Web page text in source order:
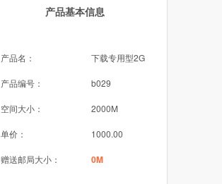
产品基本信息
产品名： 下载专用型2G
产品编号： b029
空间大小： 2000M
单价： 1000.00
赠送邮局大小： 0M